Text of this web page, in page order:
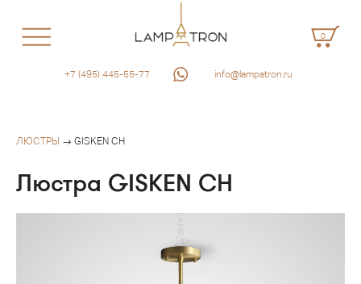
0
+7 (495) 445-55-77 info@lampatron.ru
ЛЮСТРЫ → GISKEN CH
Люстра GISKEN CH